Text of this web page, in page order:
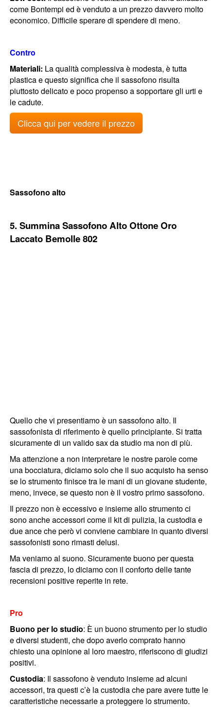
come Bontempi ed è venduto a un prezzo davvero molto
economico. Difficile sperare di spendere di meno.
Contro
Materiali: La qualità complessiva è modesta, è tutta
plastica e questo significa che il sassofono risulta
piuttosto delicato e poco propenso a sopportare gli urti e
le cadute.
Clicca qui per vedere il prezzo
Sassofono alto
5. Summina Sassofono Alto Ottone Oro
Laccato Bemolle 802
Quello che vi presentiamo è un sassofono alto. Il
sassofonista di riferimento è quello principiante. Si tratta
sicuramente di un valido sax da studio ma non di più.
Ma attenzione a non interpretare le nostre parole come
una bocciatura, diciamo solo che il suo acquisto ha senso
se lo strumento finisce tra le mani di un giovane studente,
meno, invece, se questo non è il vostro primo sassofono.
Il prezzo non è eccessivo e insieme allo strumento ci
sono anche accessori come il kit di pulizia, la custodia e
due ance che però vi conviene cambiare in quanto diversi
sassofonisti sono rimasti delusi.
Ma veniamo al suono. Sicuramente buono per questa
fascia di prezzo, lo diciamo con il conforto delle tante
recensioni positive reperite in rete.
Pro
Buono per lo studio: È un buono strumento per lo studio
e diversi studenti, che dopo averlo comprato hanno
chiesto una opinione al loro maestro, riferiscono di giudizi
positivi.
Custodia: Il sassofono è venduto insieme ad alcuni
accessori, tra questi c’è la custodia che pare avere tutte le
caratteristiche necessarie a proteggere lo strumento.